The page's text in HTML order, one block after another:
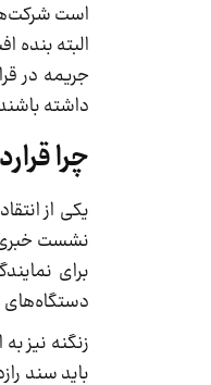
است
البته بنده
جریمه در
داشته
چرا
نشست خبری
برای
دستگاه‌های